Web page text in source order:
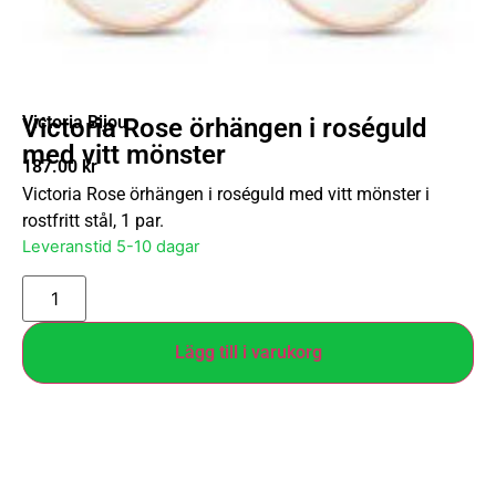
Victoria Bijou
Victoria Rose örhängen i roséguld
med vitt mönster
187.00 kr
Victoria Rose örhängen i roséguld med vitt mönster i
rostfritt stål, 1 par.
Leveranstid 5-10 dagar
Lägg till i varukorg